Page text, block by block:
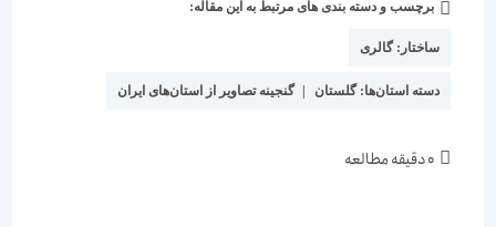
شده
برچسب و دسته بندی های مرتبط به این مقاله:
ساختار:گالری
دسته استان‌ها:گلستان | گنجینه تصاویر از استان‌های ایران